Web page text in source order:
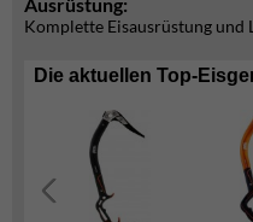
Komplette Eisausrüstung und
Die aktuellen Top-